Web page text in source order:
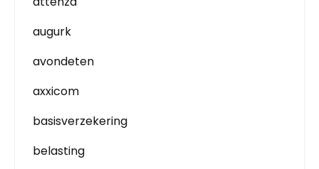
augurk
avondeten
axxicom
basisverzekering
belasting